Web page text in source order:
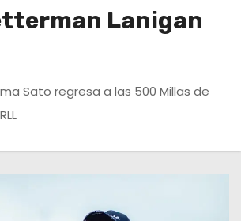
Lanigan
Sato regresa a las 500 Millas de